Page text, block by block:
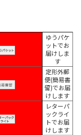
ゆうパケ
ットでお
届けしま
す
定形外郵
便(簡易書
留)でお届
けします
レターパ
ックライ
トでお届
けします